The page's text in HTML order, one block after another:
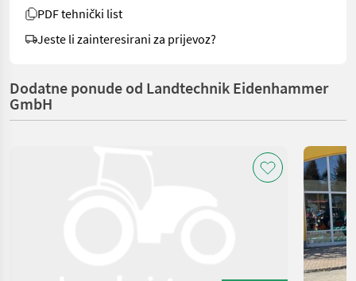
PDF tehnički list
Jeste li zainteresirani za prijevoz?
Dodatne ponude od Landtechnik Eidenhammer
GmbH